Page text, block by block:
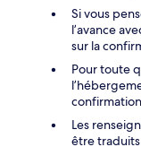
Si vous
l’avance
sur la
Pour toute
Les
être